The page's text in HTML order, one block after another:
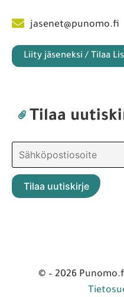
jasenet@punomo.fi
Liity jäseneksi / Tilaa
Tilaa
© – 2026